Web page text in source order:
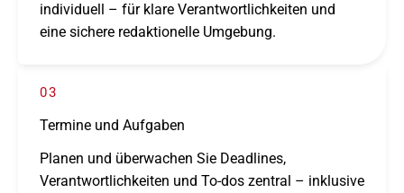
indi­vi­du­ell – für klare Verantwortlichkeiten und
eine sichere redak­tio­nelle Umgebung.
03
Termine und Aufgaben
Planen und über­wa­chen Sie Deadlines,
Verantwortlichkeiten und To-dos zentral – inklu­sive